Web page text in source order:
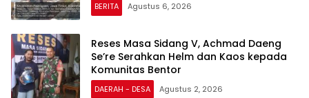
BERITA Agustus 6, 2026
Reses Masa Sidang V, Achmad Daeng
Se’re Serahkan Helm dan Kaos kepada
Komunitas Bentor
DAERAH - DESA Agustus 2, 2026